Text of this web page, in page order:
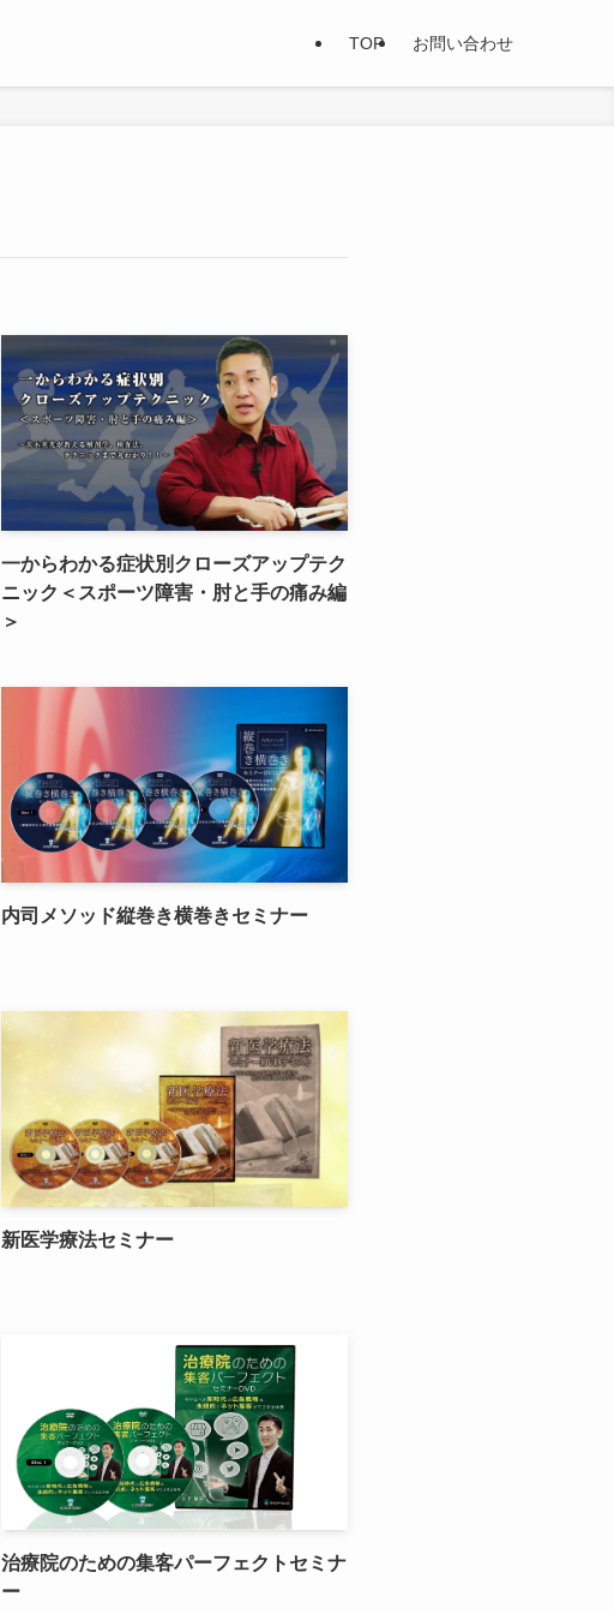
TOP お問い合わせ
一からわかる症状別クローズアップテク
ニック＜スポーツ障害・肘と手の痛み編
＞
内司メソッド縦巻き横巻きセミナー
新医学療法セミナー
治療院のための集客パーフェクトセミナ
ー